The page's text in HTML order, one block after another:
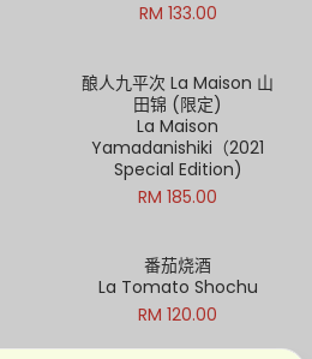
RM 133.00
酿人九平次 La Maison 山
田锦 (限定)
La Maison
Yamadanishiki（2021
Special Edition)
RM 185.00
番茄烧酒
La Tomato Shochu
RM 120.00